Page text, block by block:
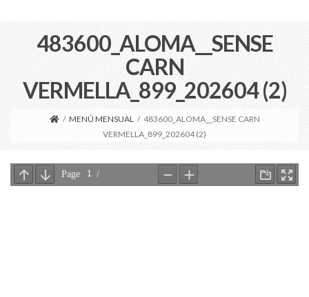
483600_ALOMA__SENSE
CARN
VERMELLA_899_202604 (2)
/ MENÚ MENSUAL / 483600_ALOMA__SENSE CARN
VERMELLA_899_202604 (2)